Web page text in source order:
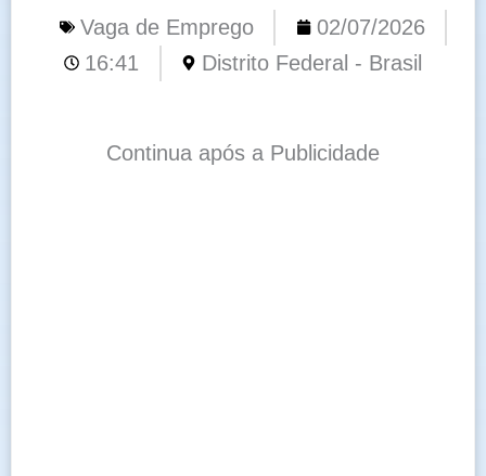
Vaga de Emprego
02/07/2026
16:41
Distrito Federal - Brasil
Continua após a Publicidade